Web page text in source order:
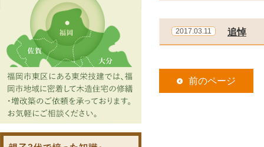
2017.03.11 追悼
前のページ